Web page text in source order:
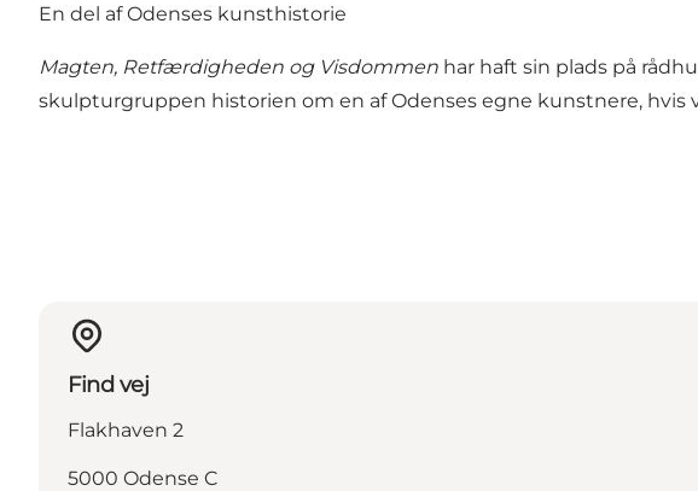
En del af Odenses kunsthistorie
Magten, Retfærdigheden og Visdommen har haft sin plads på
skulpturgruppen historien om en af Odenses egne kunstnere,
Find vej
Flakhaven 2
5000 Odense C